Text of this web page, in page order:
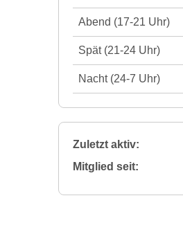
Abend (17-21 Uhr)
Spät (21-24 Uhr)
Nacht (24-7 Uhr)
Zuletzt aktiv:
Mitglied seit: